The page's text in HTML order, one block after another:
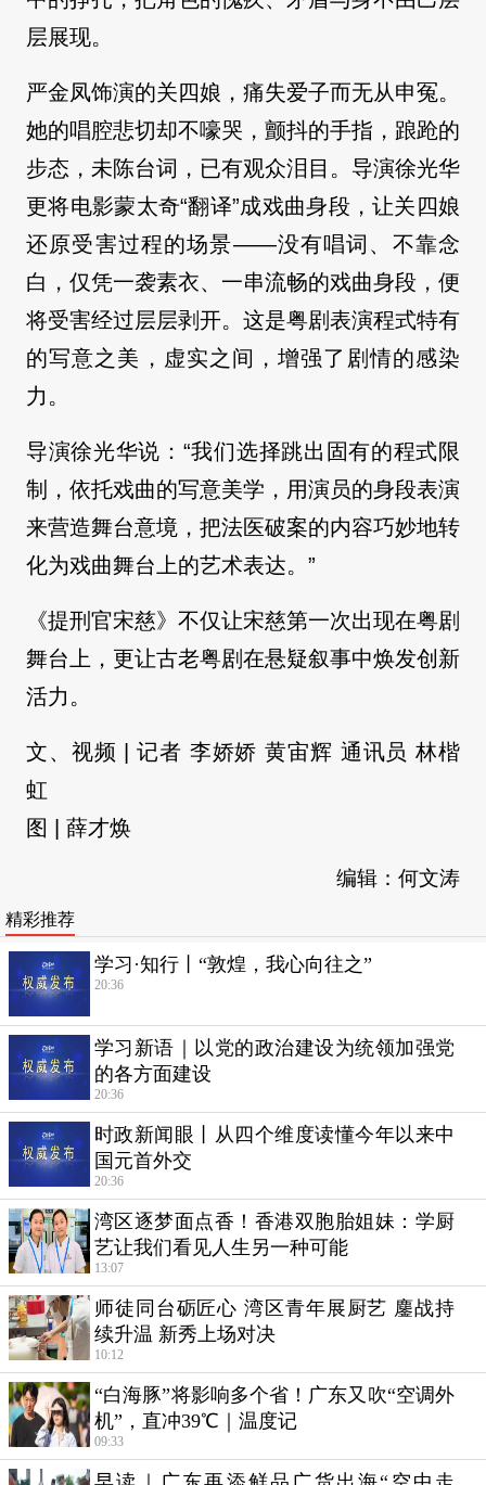
层展现。
严金凤饰演的关四娘，痛失爱子而无从申冤。
她的唱腔悲切却不嚎哭，颤抖的手指，踉跄的
步态，未陈台词，已有观众泪目。导演徐光华
更将电影蒙太奇“翻译”成戏曲身段，让关四娘
还原受害过程的场景——没有唱词、不靠念
白，仅凭一袭素衣、一串流畅的戏曲身段，便
将受害经过层层剥开。这是粤剧表演程式特有
的写意之美，虚实之间，增强了剧情的感染
力。
导演徐光华说：“我们选择跳出固有的程式限
制，依托戏曲的写意美学，用演员的身段表演
来营造舞台意境，把法医破案的内容巧妙地转
化为戏曲舞台上的艺术表达。”
《提刑官宋慈》不仅让宋慈第一次出现在粤剧
舞台上，更让古老粤剧在悬疑叙事中焕发创新
活力。
文、视频 | 记者 李娇娇 黄宙辉 通讯员 林楷
虹
图 | 薛才焕
编辑：何文涛
精彩推荐